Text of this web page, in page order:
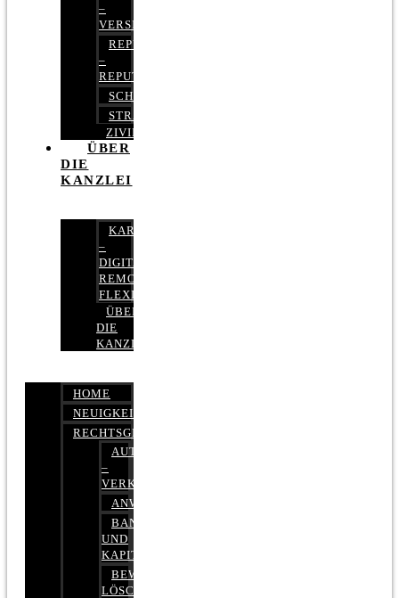
–
VERSICHERUNGSRECHT
REPUTATIONSRECHT
–
REPUTATIONSMANAGEMENT
SCHUFARECHT
STRAFRECHT
ZIVILRECHT
ÜBER
DIE
KANZLEI
KARRIERE
–
DIGITAL,
REMOTE,
FLEXIBEL
ÜBER
DIE
KANZLEI
HOME
NEUIGKEITEN
RECHTSGEBIETE
AUTOBETRUG
–
VERKEHRSRECHT
ANWALTSHAFTUNGSRECHT
BANK-
UND
KAPITALMARKTRECHT
BEWERTUNGEN
LÖSCHEN